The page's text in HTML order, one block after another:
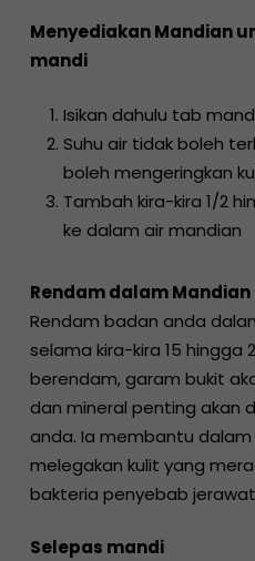
Menyediakan Mandian
mandi
Isikan dahulu tab
Suhu air tidak boleh
boleh mengeringkan
Tambah kira-kira 1/2
ke dalam air mandian
Rendam dalam
Rendam badan anda
selama kira-kira 15 hingga
berendam, garam bukit
dan mineral penting akan
anda. Ia membantu
melegakan kulit yang
bakteria penyebab
Selepas mandi